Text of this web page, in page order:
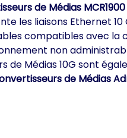
de Médias MCR1900
les liaisons Ethernet
compatibles avec la
non
de Médias 10G sont
de Médias